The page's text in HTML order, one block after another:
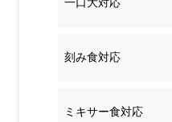
一口大対応
刻み食対応
ミキサー食対応